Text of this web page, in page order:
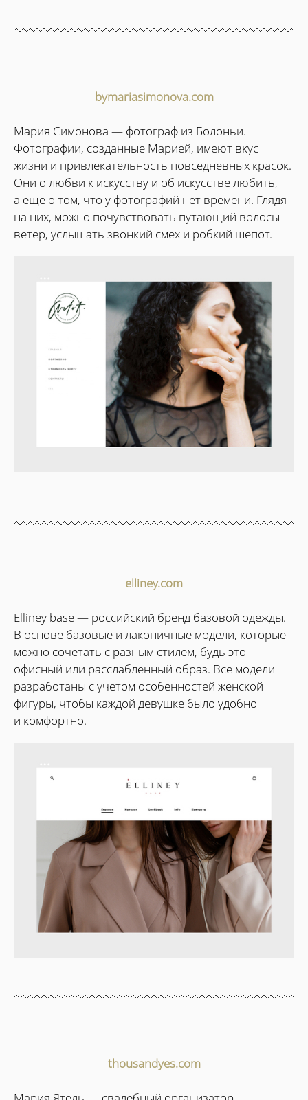
bymariasimonova.com
Мария Симонова — фотограф из Болоньи.
Фотографии, созданные Марией, имеют вкус
жизни и привлекательность повседневных красок.
Они о любви к искусству и об искусстве любить,
а еще о том, что у фотографий нет времени. Глядя
на них, можно почувствовать путающий волосы
ветер, услышать звонкий смех и робкий шепот.
elliney.com
Elliney base — российский бренд базовой одежды.
В основе базовые и лаконичные модели, которые
можно сочетать с разным стилем, будь это
офисный или расслабленный образ. Все модели
разработаны с учетом особенностей женской
фигуры, чтобы каждой девушке было удобно
и комфортно.
thousandyes.com